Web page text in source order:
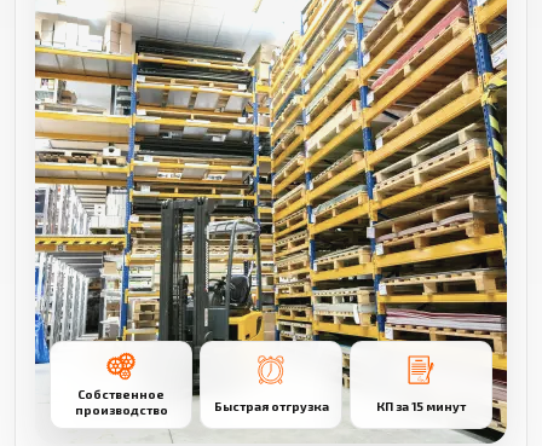
Собственное
производство
Быстрая отгрузка КП за 15 минут